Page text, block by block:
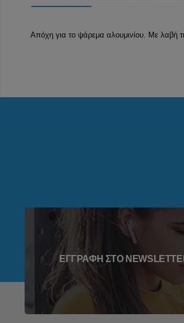
Απόχη για το ψάρεμα αλουμινίου. Με λαβή
ΕΓΓΡΑΦΉ ΣΤΟ